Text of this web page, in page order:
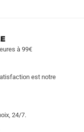
la
à 99€
est notre
24/7.